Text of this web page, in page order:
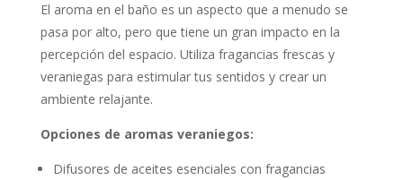
El aroma en el baño es un aspecto que a menudo se
pasa por alto, pero que tiene un gran impacto en la
percepción del espacio. Utiliza fragancias frescas y
veraniegas para estimular tus sentidos y crear un
ambiente relajante.
Opciones de aromas veraniegos:
Difusores de aceites esenciales con fragancias